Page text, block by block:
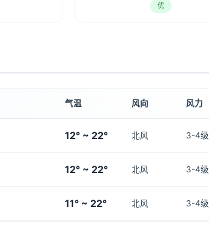
优
气温 风向 风力
12° ~ 22° 北风 3-4级
12° ~ 22° 北风 3-4级
11° ~ 22° 北风 3-4级